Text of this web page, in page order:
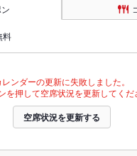
料
レンダーの更新に失敗しました。
を押して空席状況を更新してくだ
空席状況を更新する